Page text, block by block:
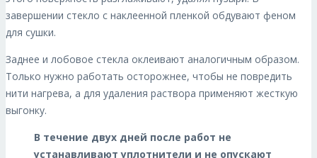
завершении стекло с наклеенной пленкой обдувают феном
для сушки.
Заднее и лобовое стекла оклеивают аналогичным образом.
Только нужно работать осторожнее, чтобы не повредить
нити нагрева, а для удаления раствора применяют жесткую
выгонку.
В течение двух дней после работ не
устанавливают уплотнители и не опускают